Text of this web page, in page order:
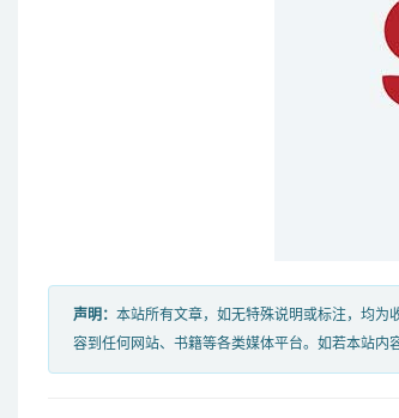
声明： 本站所有文章，如无特殊说明或标注，均为
容到任何网站、书籍等各类媒体平台。如若本站